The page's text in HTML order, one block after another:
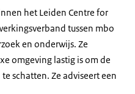
het Leiden Centre for
tussen mbo
en onderwijs. Ze
omgeving lastig is om de
schatten. Ze adviseert een